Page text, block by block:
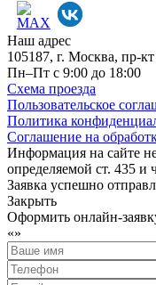
Наш адрес
105187, г. Москва, пр-
Пн–Пт с 9:00 до 18:00
Схема проезда
Пользовательское
Политика
Соглашение на
Информация на сайте
определяемой ст. 435 и
Заявка успешно
Закрыть
Оформить онлайн-
«»